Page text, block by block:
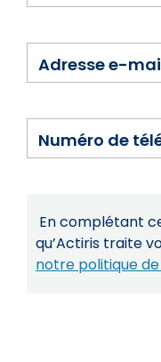
Adresse e-
Numéro de
En complétant
qu’Actiris traite
notre politique